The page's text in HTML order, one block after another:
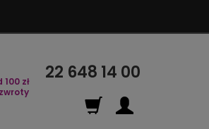
zł
22 648 14 00